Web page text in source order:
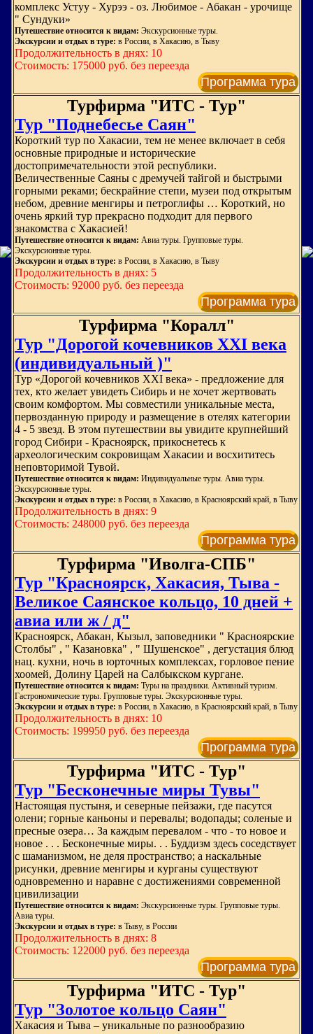
комплекс Устуу - Хурээ - оз. Любимое - Абакан - урочище
" Сундуки»
Путешествие относится к видам: Экскурсионные туры.
Экскурсии и отдых в туре: в России, в Хакасию, в Тыву
Продолжительность в днях: 10
Стоимость: 175000 руб. без переезда
Программа тура
Турфирма "ИТС - Тур"
Тур "Поднебесье Саян"
Короткий тур по Хакасии, тем не менее включает в себя
основные природные и исторические
достопримечательности этой республики.
Величественные Саяны с дремучей тайгой и быстрыми
горными реками; бескрайние степи, музеи под открытым
небом, древние менгиры и петроглифы … Короткий, но
очень яркий тур прекрасно подходит для первого
знакомства с Хакасией!
Путешествие относится к видам: Авиа туры. Групповые туры.
Экскурсионные туры.
Экскурсии и отдых в туре: в России, в Хакасию, в Тыву
Продолжительность в днях: 5
Стоимость: 92000 руб. без переезда
Программа тура
Турфирма "Коралл"
Тур "Дорогой кочевников XXI века
(индивидуальный )"
Тур «Дорогой кочевников XXI века» - предложение для
тех, кто желает увидеть Сибирь и не хочет жертвовать
своим комфортом. Мы совместили уникальные места,
первозданную природу и размещение в отелях категории
4 - 5 звезд. В этом путешествии вы увидите крупнейший
город Сибири - Красноярск, прикоснетесь к
археологическим сокровищам Хакасии и восхититесь
неповторимой Тувой.
Путешествие относится к видам: Индивидуальные туры. Авиа туры.
Экскурсионные туры.
Экскурсии и отдых в туре: в России, в Хакасию, в Красноярский край, в Тыву
Продолжительность в днях: 9
Стоимость: 248000 руб. без переезда
Программа тура
Турфирма "Иволга-СПБ"
Тур "Красноярск, Хакасия, Тыва -
Великое Саянское кольцо, 10 дней +
авиа или ж / д"
Красноярск, Абакан, Кызыл, заповедники " Красноярские
Столбы" , " Казановка" , " Шушенское" , дегустация блюд
нац. кухни, ночь в юрточных комплексах, горловое пение
хоомей, Долину Царей на Салбыкском кургане.
Путешествие относится к видам: Туры на праздники. Активный туризм.
Гастрономические туры. Групповые туры. Экскурсионные туры.
Экскурсии и отдых в туре: в России, в Хакасию, в Красноярский край, в Тыву
Продолжительность в днях: 10
Стоимость: 199950 руб. без переезда
Программа тура
Турфирма "ИТС - Тур"
Тур "Бесконечные миры Тувы"
Настоящая пустыня, и северные пейзажи, где пасутся
олени; горные каньоны и перевалы; водопады; соленые и
пресные озера… За каждым перевалом - что - то новое и
новое . . . Бесконечные миры. . . Буддизм здесь соседствует
с шаманизмом, не деля пространство; а наскальные
рисунки, древние менгиры и курганы существуют
одновременно и наравне с достижениями современной
цивилизации
Путешествие относится к видам: Экскурсионные туры. Групповые туры.
Авиа туры.
Экскурсии и отдых в туре: в Тыву, в России
Продолжительность в днях: 8
Стоимость: 122000 руб. без переезда
Программа тура
Турфирма "ИТС - Тур"
Тур "Золотое кольцо Саян"
Хакасия и Тыва – уникальные по разнообразию